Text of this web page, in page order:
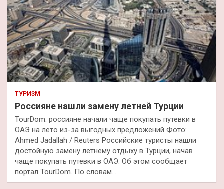
ТУРИЗМ
Россияне нашли замену летней Турции
TourDom: россияне начали чаще покупать путевки в
ОАЭ на лето из-за выгодных предложений Фото:
Ahmed Jadallah / Reuters Российские туристы нашли
достойную замену летнему отдыху в Турции, начав
чаще покупать путевки в ОАЭ. Об этом сообщает
портал TourDom. По словам…